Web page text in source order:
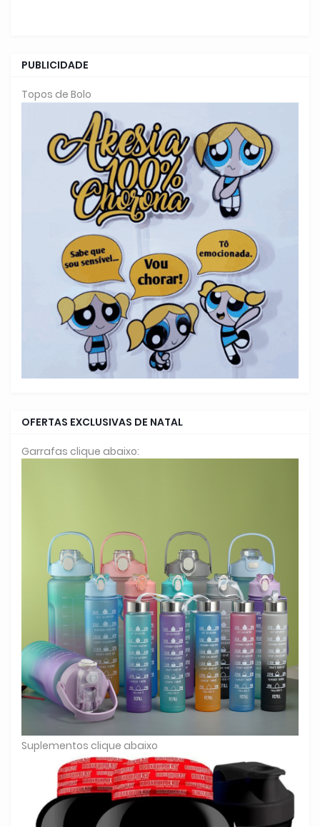
PUBLICIDADE
Topos de Bolo
OFERTAS EXCLUSIVAS DE NATAL
Garrafas clique abaixo:
Suplementos clique abaixo